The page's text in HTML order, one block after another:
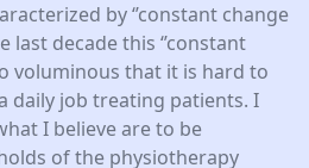
by ‘’constant change
last decade this ‘’constant
voluminous that it is hard to
daily job treating patients. I
I believe are to be
of the physiotherapy